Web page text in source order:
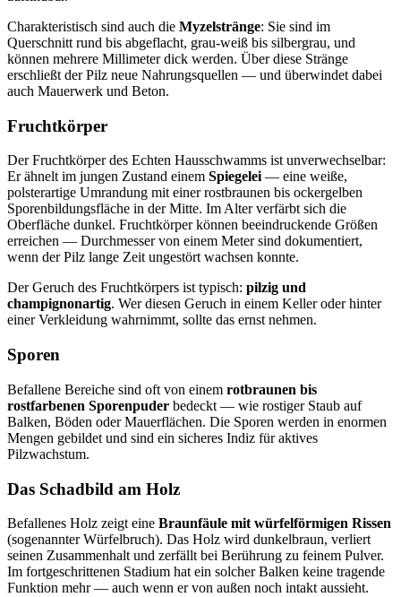
Charakteristisch sind auch die Myzelstränge: Sie sind im
Querschnitt rund bis abgeflacht, grau-weiß bis silbergrau, und
können mehrere Millimeter dick werden. Über diese Stränge
erschließt der Pilz neue Nahrungsquellen — und überwindet dabei
auch Mauerwerk und Beton.
Fruchtkörper
Der Fruchtkörper des Echten Hausschwamms ist unverwechselbar:
Er ähnelt im jungen Zustand einem Spiegelei — eine weiße,
polsterartige Umrandung mit einer rostbraunen bis ockergelben
Sporenbildungsfläche in der Mitte. Im Alter verfärbt sich die
Oberfläche dunkel. Fruchtkörper können beeindruckende Größen
erreichen — Durchmesser von einem Meter sind dokumentiert,
wenn der Pilz lange Zeit ungestört wachsen konnte.
Der Geruch des Fruchtkörpers ist typisch: pilzig und
champignonartig. Wer diesen Geruch in einem Keller oder hinter
einer Verkleidung wahrnimmt, sollte das ernst nehmen.
Sporen
Befallene Bereiche sind oft von einem rotbraunen bis
rostfarbenen Sporenpuder bedeckt — wie rostiger Staub auf
Balken, Böden oder Mauerflächen. Die Sporen werden in enormen
Mengen gebildet und sind ein sicheres Indiz für aktives
Pilzwachstum.
Das Schadbild am Holz
Befallenes Holz zeigt eine Braunfäule mit würfelförmigen Rissen
(sogenannter Würfelbruch). Das Holz wird dunkelbraun, verliert
seinen Zusammenhalt und zerfällt bei Berührung zu feinem Pulver.
Im fortgeschrittenen Stadium hat ein solcher Balken keine tragende
Funktion mehr — auch wenn er von außen noch intakt aussieht.